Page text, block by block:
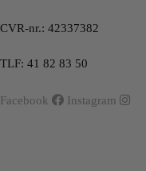
CVR-nr.: 42337382
TLF: 41 82 83 50
Facebook Instagram